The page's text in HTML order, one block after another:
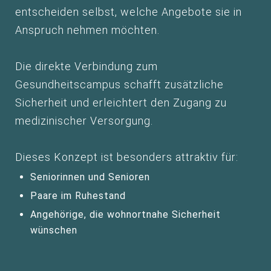
entscheiden selbst, welche Angebote sie in
Anspruch nehmen möchten.
Die direkte Verbindung zum
Gesundheitscampus schafft zusätzliche
Sicherheit und erleichtert den Zugang zu
medizinischer Versorgung.
Dieses Konzept ist besonders attraktiv für:
Seniorinnen und Senioren
Paare im Ruhestand
Angehörige, die wohnortnahe Sicherheit
wünschen